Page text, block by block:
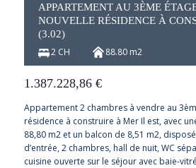
APPARTEMENT AU 3ÈME
NOUVELLE RÉSIDENCE À
(3.02)
2 CH 88.80 m2
1.387.228,86€
Appartement 2 chambres à vendre au
résidence à construire à Mer Il est, avec
88,80 m2 et un balcon de 8,51 m2,
d’entrée, 2 chambres, hall de nuit, WC
cuisine ouverte sur le séjour avec baie-